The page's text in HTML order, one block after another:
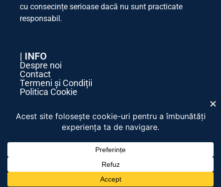
cu consecințe serioase dacă nu sunt practicate
responsabil.
| INFO
Despre noi
Contact
Termeni și Condiții
Politica Cookie
| SOCIAL MEDIA